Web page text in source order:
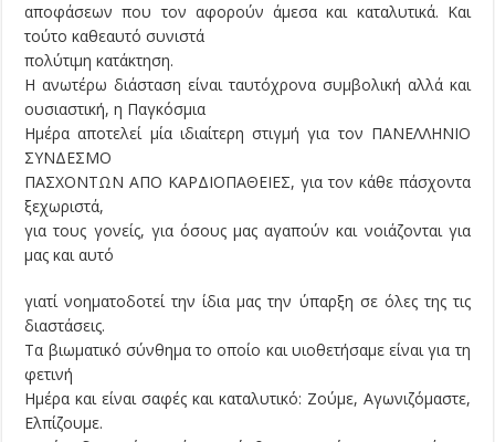
αποφάσεων που τον αφορούν άμεσα και καταλυτικά. Και
τούτο καθεαυτό συνιστά
πολύτιμη κατάκτηση.
Η ανωτέρω διάσταση είναι ταυτόχρονα συμβολική αλλά και
ουσιαστική, η Παγκόσμια
Ημέρα αποτελεί μία ιδιαίτερη στιγμή για τον ΠΑΝΕΛΛΗΝΙΟ
ΣΥΝΔΕΣΜΟ
ΠΑΣΧΟΝΤΩΝ ΑΠΟ ΚΑΡΔΙΟΠΑΘΕΙΕΣ, για τον κάθε πάσχοντα
ξεχωριστά,
για τους γονείς, για όσους μας αγαπούν και νοιάζονται για
μας και αυτό
γιατί νοηματοδοτεί την ίδια μας την ύπαρξη σε όλες της τις
διαστάσεις.
Τα βιωματικό σύνθημα το οποίο και υιοθετήσαμε είναι για τη
φετινή
Ημέρα και είναι σαφές και καταλυτικό: Ζούμε, Αγωνιζόμαστε,
Ελπίζουμε.